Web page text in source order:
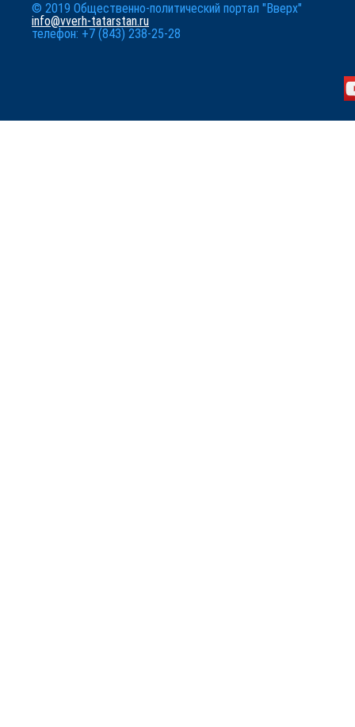
© 2019 Общественно-политический портал "Вверх"
info@vverh-tatarstan.ru
телефон: +7 (843) 238-25-28